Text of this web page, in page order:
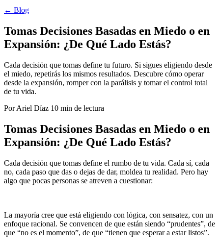
← Blog
Tomas Decisiones Basadas en Miedo o en
Expansión: ¿De Qué Lado Estás?
Cada decisión que tomas define tu futuro. Si sigues eligiendo desde
el miedo, repetirás los mismos resultados. Descubre cómo operar
desde la expansión, romper con la parálisis y tomar el control total
de tu vida.
Por Ariel Díaz 10 min de lectura
Tomas Decisiones Basadas en Miedo o en
Expansión: ¿De Qué Lado Estás?
Cada decisión que tomas define el rumbo de tu vida. Cada sí, cada
no, cada paso que das o dejas de dar, moldea tu realidad. Pero hay
algo que pocas personas se atreven a cuestionar:
La mayoría cree que está eligiendo con lógica, con sensatez, con un
enfoque racional. Se convencen de que están siendo “prudentes”, de
que “no es el momento”, de que “tienen que esperar a estar listos”.